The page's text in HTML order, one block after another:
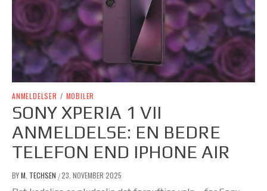
ANMELDELSER / MOBILER
SONY XPERIA 1 VII
ANMELDELSE: EN BEDRE
TELEFON END IPHONE AIR
BYM. TECHSEN /23. NOVEMBER 2025